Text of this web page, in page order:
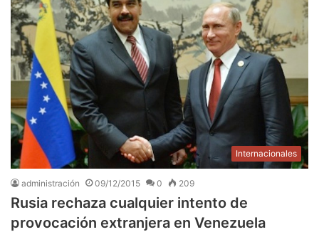
Internacionales
administración 09/12/2015 0 209
Rusia rechaza cualquier intento de
provocación extranjera en Venezuela